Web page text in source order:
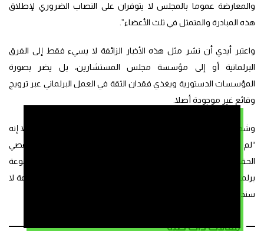
والمعارضة عموما بالمجلس لا يتوفران على النصاب الضروري لإطلاق
هذه المبادرة والمتمثل في ثلث الأعضاء”.
واعتبر أيدي أن نشر مثل هذه الأخبار الزائفة لا يسيء فقط إلى الفرق
البرلمانية أو إلى مؤسسة مجلس المستشارين، بل يضر بصورة
المؤسسات الدستورية ويغذي فقدان الثقة في العمل البرلماني عبر ترويج
وقائع غير موجودة أصلا.
وشدد رئيس الفريق الاشتراكي على أن الحقيقة بسيطة وواضحة، قائلا إنه
“لم يجر أي تصويت داخل مجلس المستشارين على إحداث لجنة لتقصي
الحقائق في هذا الموضوع، ولم يصدر أي رفض من أي فريق أو مجموعة
برلمانية، وأن كل ما يتم تداوله بهذا الخصوص لا يعدو أن يكون إشاعة لا
سند لها من الواقع أو القانون”.
مقالات ذات صلة